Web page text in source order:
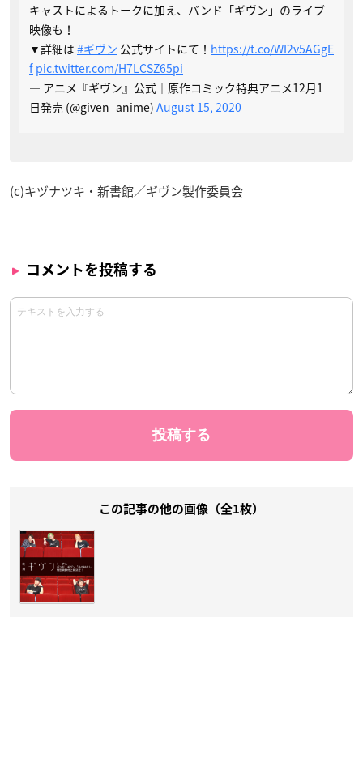
キャストによるトークに加え、バンド「ギヴン」のライブ
映像も！
▼詳細は #ギヴン 公式サイトにて！ https://t.co/WI2v5AGgE
f pic.twitter.com/H7LCSZ65pi
— アニメ『ギヴン』公式｜原作コミック特典アニメ12月1
日発売 (@given_anime) August 15, 2020
(c)キヅナツキ・新書館／ギヴン製作委員会
コメントを投稿する
この記事の他の画像（全1枚）